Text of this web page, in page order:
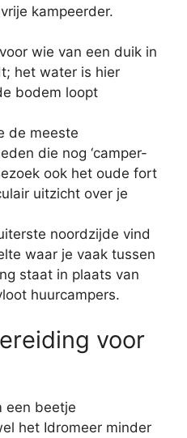
kampeerder.
wie van een duik in
het water is hier
bodem loopt
de meeste
die nog ‘camper-
ook het oude fort
uitzicht over je
noordzijde vind
waar je vaak tussen
staat in plaats van
huurcampers.
voor
een beetje
het Idromeer minder